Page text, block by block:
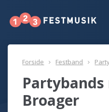
Forside Festband
Broager